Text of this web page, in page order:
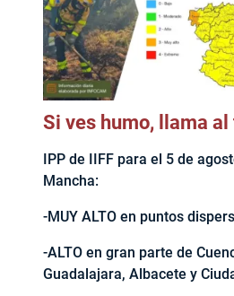
Si ves humo, llama
IPP de IIFF para el 5 de
Mancha:
-MUY ALTO en puntos
-ALTO en gran parte de
Guadalajara, Albacete y